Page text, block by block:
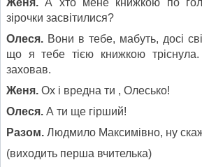
зірочки засвітилися?
Олеся. Вони в тебе, мабуть, досі
що я тебе тією книжкою
заховав.
Женя. Ох і вредна ти , Олесько!
Олеся. А ти ще гірший!
Разом. Людмило Максимівно, ну
(виходить перша вчителька)